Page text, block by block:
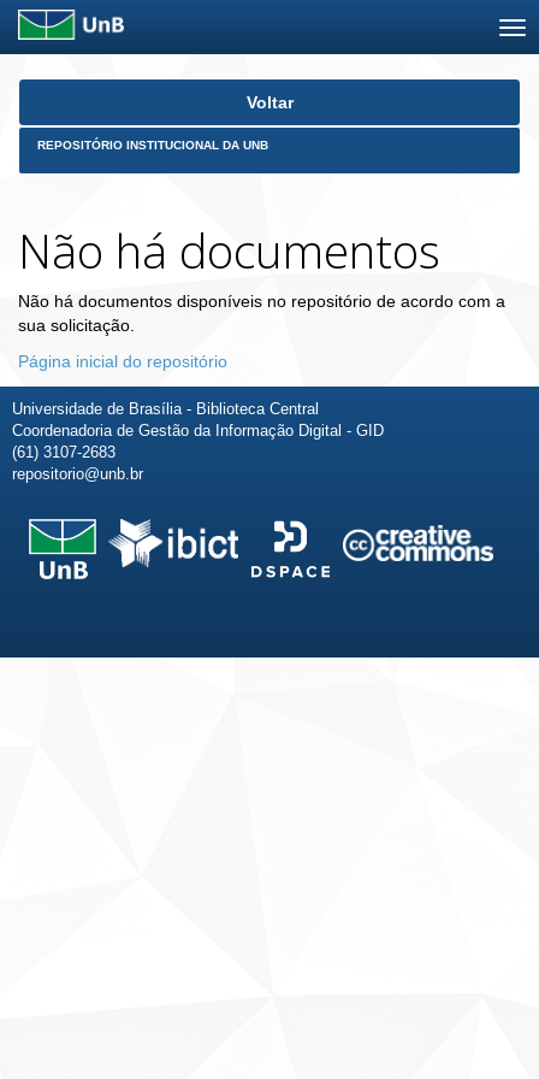
Skip
Voltar
REPOSITÓRIO INSTITUCIONAL DA UNB
Não há documentos
Não há documentos disponíveis no repositório de acordo com a
sua solicitação.
Página inicial do repositório
Universidade de Brasília - Biblioteca Central
Coordenadoria de Gestão da Informação Digital - GID
(61) 3107-2683
repositorio@unb.br